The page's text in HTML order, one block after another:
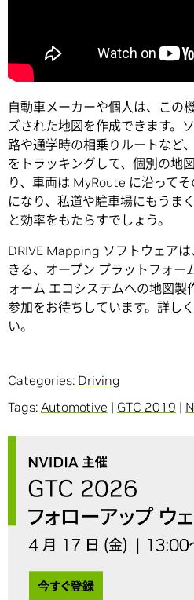
自動車メーカーや個人は、この
ズされた地図を作成できます。
路や通学時の相乗りルートなど
をトラッキングして、個別の地
り、車両は MyRoute に沿って
になり、私道や駐車場にもうま
と効率をもたらすでしょう。
DRIVE Mapping ソフトウェア
きる、オープン プラットフォー
ォーム エコシステムへの地図
参加をお待ちしています。詳しく
い。
Categories: Driving
Tags: Automotive | GTC 2019 |